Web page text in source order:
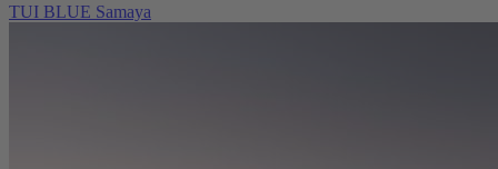
TUI BLUE Samaya